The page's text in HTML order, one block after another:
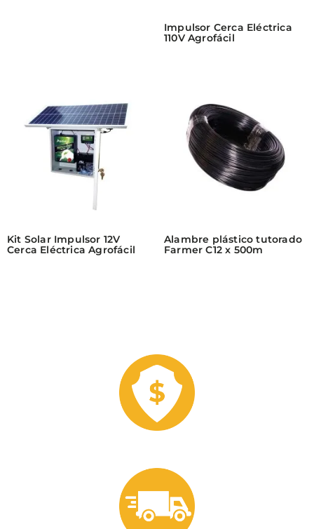
Impulsor Cerca Eléctrica
110V Agrofácil
Kit Solar Impulsor 12V
Cerca Eléctrica Agrofácil
Alambre plástico tutorado
Farmer C12 x 500m